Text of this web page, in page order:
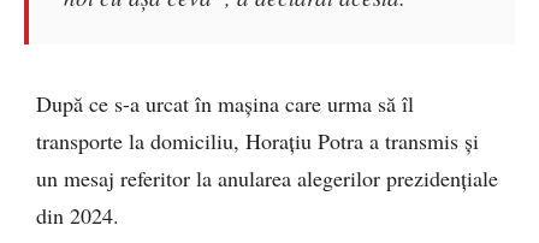
După ce s-a urcat în mașina care urma să îl
transporte la domiciliu, Horațiu Potra a transmis și
un mesaj referitor la anularea alegerilor prezidențiale
din 2024.